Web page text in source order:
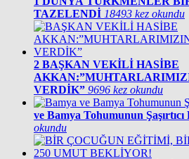
TAZELENDİ 18493 kez okundu
2 BAŞKAN VEKİLİ HASİBE
VERDİK” 9696 kez okundu
ve Bamya Tohumunun Şaşırtıcı
okundu